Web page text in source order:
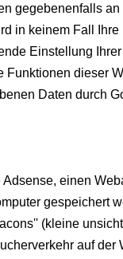
gegebenenfalls
in keinem Fall
Einstellung
Funktionen dieser
Daten durch
einen
gespeichert
(kleine
auf